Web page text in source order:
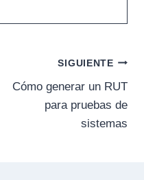
SIGUIENTE
Cómo generar un RUT
para pruebas de
sistemas